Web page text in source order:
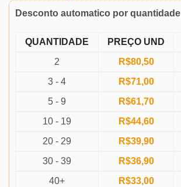
Desconto automatico por quantidade
QUANTIDADE PREÇO UND
2
R$80,50
3 - 4
R$71,00
5 - 9
R$61,70
10 - 19
R$44,60
20 - 29
R$39,90
30 - 39
R$36,90
40+
R$33,00